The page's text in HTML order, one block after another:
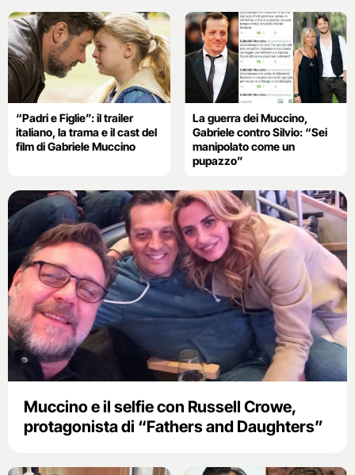
“Padri e Figlie”: il trailer
italiano, la trama e il cast del
film di Gabriele Muccino
La guerra dei Muccino,
Gabriele contro Silvio: “Sei
manipolato come un
pupazzo”
Muccino e il selfie con Russell Crowe,
protagonista di “Fathers and Daughters”